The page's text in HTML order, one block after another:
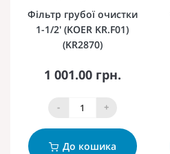
Фільтр грубої очистки
1-1/2' (KOER KR.F01)
(KR2870)
1 001.00 грн.
- +
До кошика